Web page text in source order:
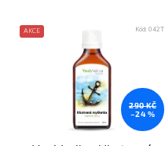
V
ýAKCE
290 KČ
–24 %
Kód: 042T